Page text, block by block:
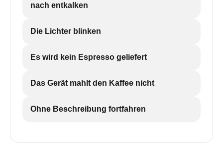
nach entkalken
Die Lichter blinken
Es wird kein Espresso geliefert
Das Gerät mahlt den Kaffee nicht
Ohne Beschreibung fortfahren